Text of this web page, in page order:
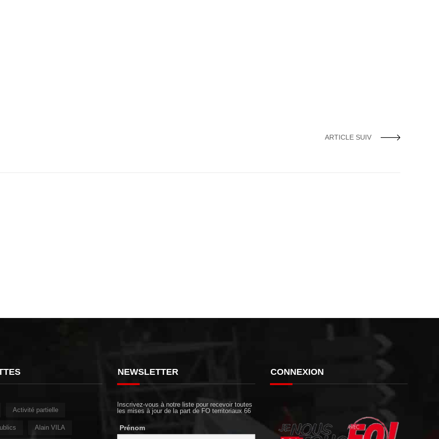
ARTICLE SUIV
Activité partielle
Alain VILA
NEWSLETTER
Inscrivez-vous à notre liste pour recevoir toutes
les mises à jour de la part de FO territoriaux 66
Prénom
CONNEXION